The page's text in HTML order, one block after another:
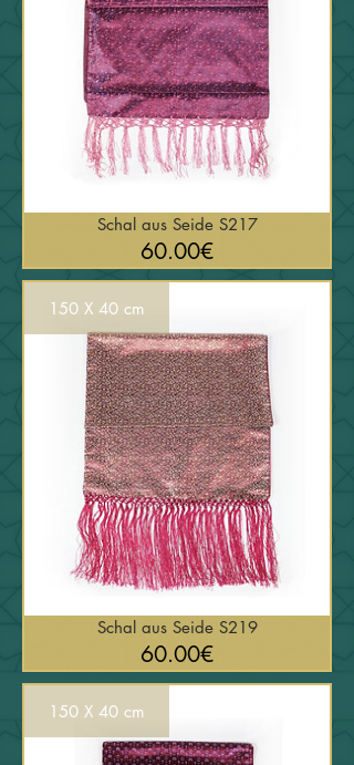
Schal aus Seide S217
60.00€السعر
150 X 40 cm
Schal aus Seide S219
60.00€السعر
150 X 40 cm